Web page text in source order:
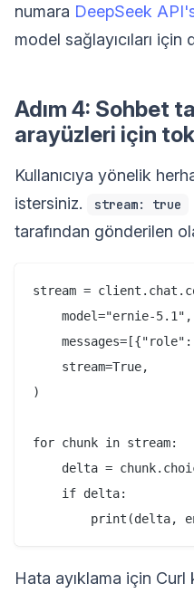
numara DeepSeek
model sağlayıcıları için
Adım 4: Sohbet
arayüzleri için
Kullanıcıya yönelik
istersiniz.
stream: true
tarafından gönderilen
stream =
    model="ernie-5.1",
    stream=True,
)
for chunk in stream:
delta =
    if delta:
Hata ayıklama için Curl